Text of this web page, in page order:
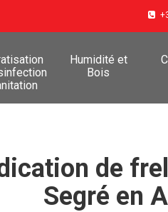
Humidité et
Bois
de
Segré en